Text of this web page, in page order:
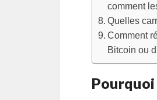
comment
Quelles
Comment
Bitcoin ou